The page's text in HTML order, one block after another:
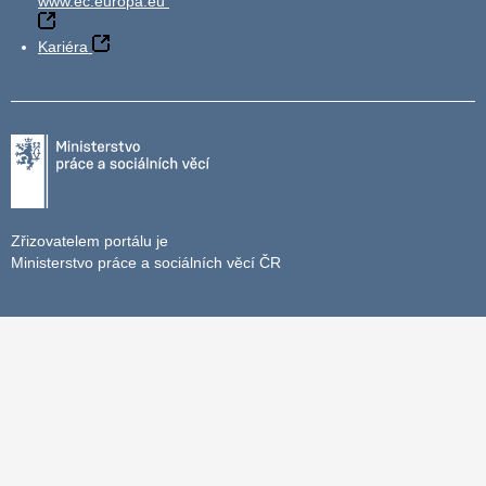
Kariéra
Zřizovatelem portálu je
Ministerstvo práce a sociálních věcí ČR